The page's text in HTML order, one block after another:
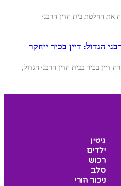
את החלטת בית הדין הרבני
הגדול: דיין בכיר ייחקר
דיין בכיר בבית הדין הרבני הגדול,
גיטין
ילדים
רכוש
סלב
ניכור הורי